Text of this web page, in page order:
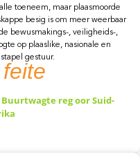
toeneem, maar plaasmoorde
besig is om meer weerbaar
bewusmakings-, veiligheids-,
op plaaslike, nasionale en
gestuur.
feite
Buurtwagte reg oor Suid-